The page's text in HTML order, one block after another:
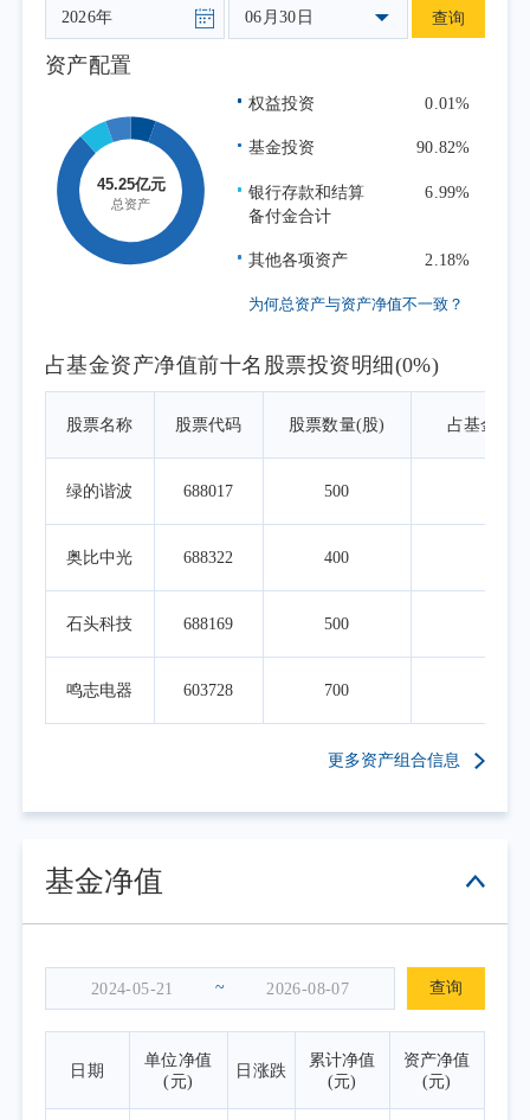
中长期来看，随着关键零部件国产化率提高、
整机成本下降和应用场景扩展，机器人产业契
线。作为工具型产品，本基金具有规则透明、
风格稳定、成本低廉和充分分散个股风险的优
势，有助于投资者高效、便捷跟踪机器人方向
投资机会。
本报告期为本基金的正常运作期，本基金
定的指数化投资策略，依据基金申赎变动等情
况进行日常组合管理，力求跟踪误差最小化。
06月30日 查询
资产配置
权益投资 0.01%
基金投资 90.82%
银行存款和结算
备付金合计
6.99%
其他各项资产 2.18%
为何总资产与资产净值不一致？
占基金资产净值前十名股票投资明细(0%)
股票名称 股票代码 股票数量(股) 占基金资
绿的谐波 688017 500
奥比中光 688322 400
石头科技 688169 500
鸣志电器 603728 700
更多资产组合信息
基金净值
~ 查询
日期
单位净值
(元)
日涨跌
累计净值
(元)
资产净值
(元)